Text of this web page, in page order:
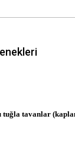
tuğla tavanlar